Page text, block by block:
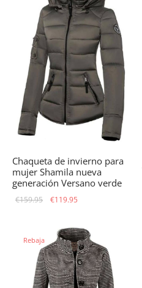
Chaqueta de invierno para
mujer Shamila nueva
generación Versano verde
€159.95
El precio
era:
€159.95.
€119.95
es:
€119.95.
Rebaja